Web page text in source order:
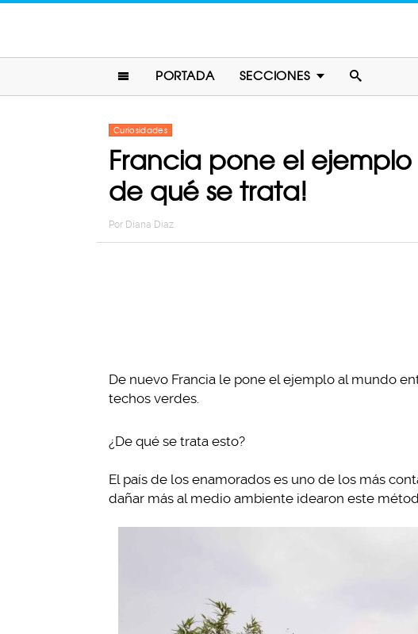
PORTADA SECCIONES
Curiosidades
Francia pone el ejemplo
de qué se trata!
Por Diana Diaz
De nuevo Francia le pone el ejemplo al mundo
techos verdes.
¿De qué se trata esto?
El país de los enamorados es uno de los más
dañar más al medio ambiente idearon este